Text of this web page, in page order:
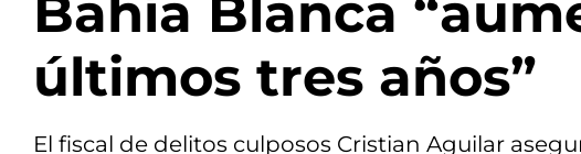
Bahía Blanca
últimos tres años”
El fiscal de delitos culposos Cristian Aguilar